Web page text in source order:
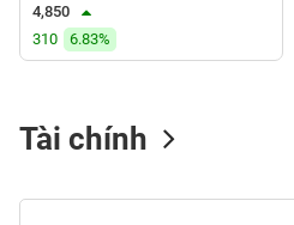
4,850
310
6.83%
Tài chính
VS-
SECTOR